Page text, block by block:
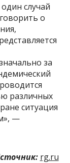
случай
о
за
различных
ситуация
—
rg.ru